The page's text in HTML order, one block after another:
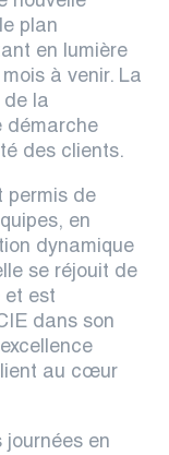
plan
en lumière
à venir. La
de la
démarche
des clients.
permis de
en
dynamique
se réjouit de
et est
dans son
au cœur
en